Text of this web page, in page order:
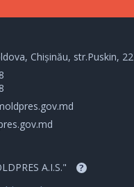
Chișinău, str.Puskin, 22
A.I.S." ?